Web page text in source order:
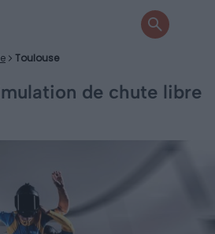
Toulouse
de chute libre